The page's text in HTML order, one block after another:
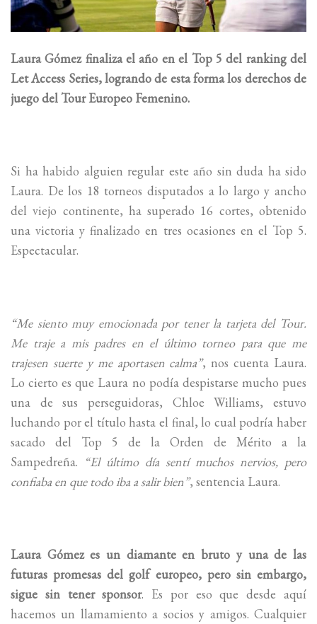
Laura Gómez finaliza el año en el Top 5 del ranking del
Let Access Series, logrando de esta forma los derechos de
juego del Tour Europeo Femenino.
Si ha habido alguien regular este año sin duda ha sido
Laura. De los 18 torneos disputados a lo largo y ancho
del viejo continente, ha superado 16 cortes, obtenido
una victoria y finalizado en tres ocasiones en el Top 5.
Espectacular.
“Me siento muy emocionada por tener la tarjeta del Tour.
Me traje a mis padres en el último torneo para que me
trajesen suerte y me aportasen calma”, nos cuenta Laura.
Lo cierto es que Laura no podía despistarse mucho pues
una de sus perseguidoras, Chloe Williams, estuvo
luchando por el título hasta el final, lo cual podría haber
sacado del Top 5 de la Orden de Mérito a la
Sampedreña. “El último día sentí muchos nervios, pero
confiaba en que todo iba a salir bien”, sentencia Laura.
Laura Gómez es un diamante en bruto y una de las
futuras promesas del golf europeo, pero sin embargo,
sigue sin tener sponsor. Es por eso que desde aquí
hacemos un llamamiento a socios y amigos. Cualquier